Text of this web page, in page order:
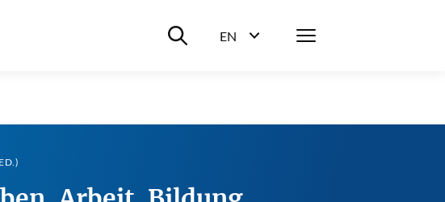
Suche ein-/ausblenden
EN
Menü